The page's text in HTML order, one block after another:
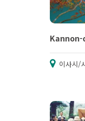
Kannon-
이사시/